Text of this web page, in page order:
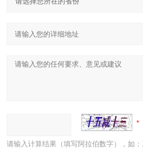
请输入计算结果（填写阿拉伯数字），如